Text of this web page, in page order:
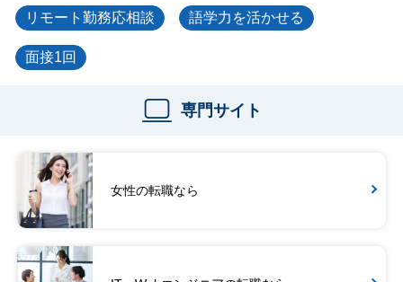
リモート勤務応相談 語学力を活かせる
面接1回
専門サイト
女性の転職なら